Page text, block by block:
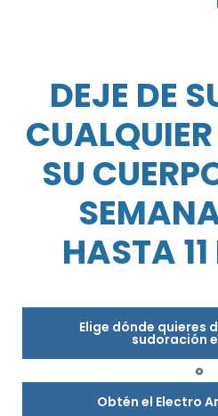
DEJE DE
SU
HASTA
Elige dónde quieres
sudoración
o
Obtén el Electro